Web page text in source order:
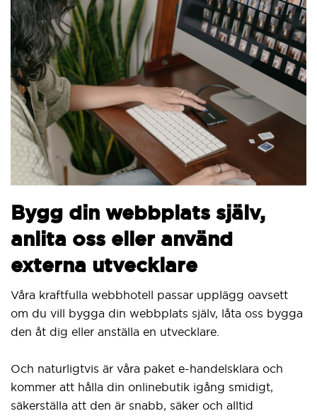
Bygg din webbplats själv,
anlita oss eller använd
externa utvecklare
Våra kraftfulla webbhotell passar upplägg oavsett
om du vill bygga din webbplats själv, låta oss bygga
den åt dig eller anställa en utvecklare.
Och naturligtvis är våra paket e-handelsklara och
kommer att hålla din onlinebutik igång smidigt,
säkerställa att den är snabb, säker och alltid